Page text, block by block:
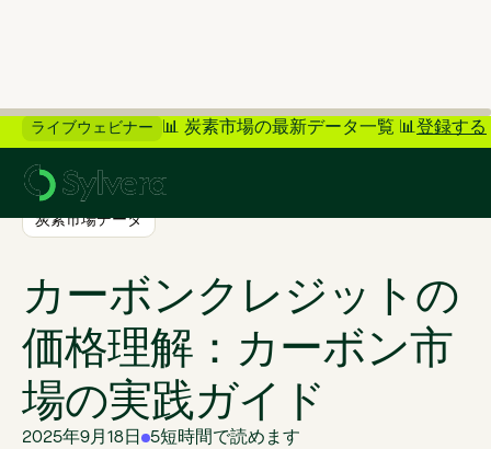
ライブウェビナー 📊 炭素市場の最新データ一覧 📊登録する
炭素市場データ
カーボンクレジットの
価格理解：カーボン市
場の実践ガイド
2025年9月18日 5短時間で読めます